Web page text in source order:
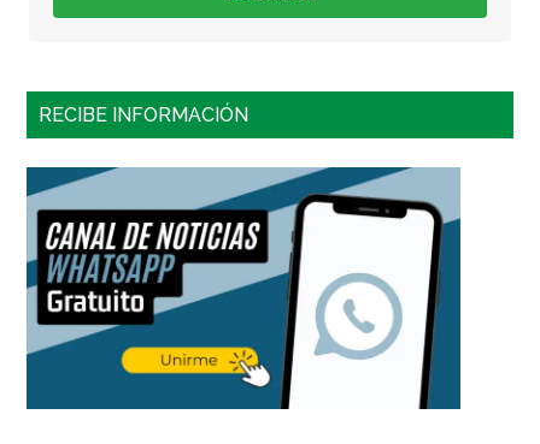
RECIBE INFORMACIÓN